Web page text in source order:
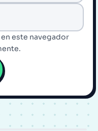
este navegador